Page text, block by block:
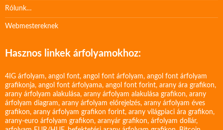
Rólunk…
Webmestereknek
Hasznos linkek árfolyamokhoz:
4IG árfolyam, angol font, angol font árfolyam, angol font árfolyam
grafikonja, angol font árfolyama, angol font forint, arany ára grafikon,
arany árfolyam alakulása, arany árfolyam alakulása grafikon, arany
árfolyam diagram, arany árfolyam előrejelzés, arany árfolyam éves
grafikon, arany árfolyam grafikon forint, arany világpiaci ára grafikon,
arany-euro árfolyam grafikon, aranyár grafikon, árfolyam dollár,